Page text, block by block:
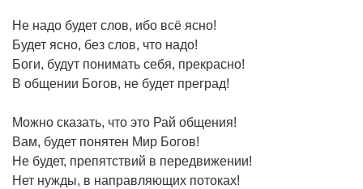
Не надо будет слов, ибо всё ясно!
Будет ясно, без слов, что надо!
Боги, будут понимать себя, прекрасно!
В общении Богов, не будет преград!
Можно сказать, что это Рай общения!
Вам, будет понятен Мир Богов!
Не будет, препятствий в передвижении!
Нет нужды, в направляющих потоках!